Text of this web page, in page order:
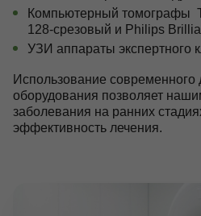
Компьютерный томографы
128-срезовый и Philips
УЗИ аппараты экспертного
Использование современного
оборудования позволяет
заболевания на ранних
эффективность лечения.